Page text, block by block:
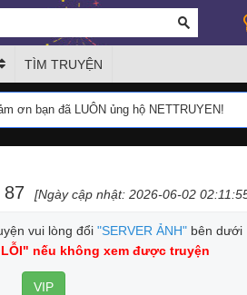
TÌM TRUYỆN
ơn bạn đã LUÔN ủng hộ NETTRUYEN!
87 [Ngày cập nhật: 2026-06-02
vui lòng đổi "SERVER ẢNH" bên dưới
nếu không xem được truyện
VIP